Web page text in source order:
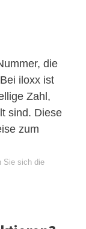
die
iloxx ist
Zahl,
sind. Diese
zum
Sie sich die